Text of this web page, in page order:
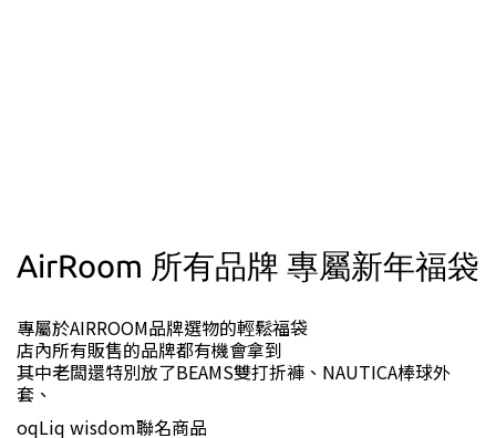
AirRoom 所有品牌 專屬新年福袋
專屬於AIRROOM品牌選物的輕鬆福袋
店內所有販售的品牌都有機會拿到
其中老闆還特別放了BEAMS雙打折褲、NAUTICA棒球外
套、
oqLiq wisdom聯名商品